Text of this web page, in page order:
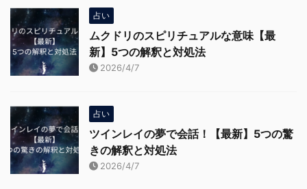
占い
ムクドリのスピリチュアルな意味【最
新】5つの解釈と対処法
2026/4/7
占い
ツインレイの夢で会話！【最新】5つの驚
きの解釈と対処法
2026/4/7